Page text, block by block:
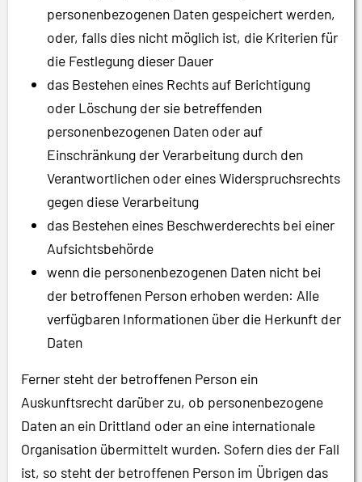
personenbezogenen Daten gespeichert werden,
oder, falls dies nicht möglich ist, die Kriterien für
die Festlegung dieser Dauer
das Bestehen eines Rechts auf Berichtigung
oder Löschung der sie betreffenden
personenbezogenen Daten oder auf
Einschränkung der Verarbeitung durch den
Verantwortlichen oder eines Widerspruchsrechts
gegen diese Verarbeitung
das Bestehen eines Beschwerderechts bei einer
Aufsichtsbehörde
wenn die personenbezogenen Daten nicht bei
der betroffenen Person erhoben werden: Alle
verfügbaren Informationen über die Herkunft der
Daten
Ferner steht der betroffenen Person ein
Auskunftsrecht darüber zu, ob personenbezogene
Daten an ein Drittland oder an eine internationale
Organisation übermittelt wurden. Sofern dies der Fall
ist, so steht der betroffenen Person im Übrigen das